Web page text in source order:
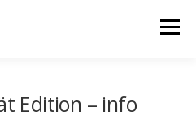
Valikko
Edition – info